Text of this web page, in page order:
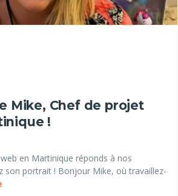
Mike, Chef de projet
!
en Martinique réponds à nos
son portrait ! Bonjour Mike, où travaillez-